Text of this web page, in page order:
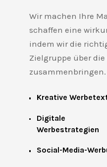
Wir machen Ihre
schaffen eine
indem wir die
Zielgruppe über
zusammenbringen.
Kreative
Digitale
Werbestrategien
Social-Media-